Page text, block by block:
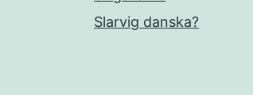
Slarvig danska?